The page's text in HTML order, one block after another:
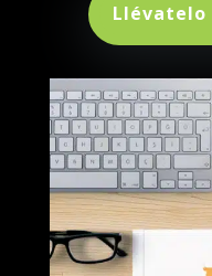
Llévatelo